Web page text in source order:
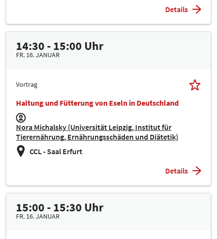
Details
14:30 - 15:00 Uhr
FR. 16. JANUAR
Vortrag
Haltung und Fütterung von Eseln in Deutschland
Nora Michalsky (Universität Leipzig, Institut für
Tierernährung, Ernährungsschäden und Diätetik)
CCL - Saal Erfurt
Details
15:00 - 15:30 Uhr
FR. 16. JANUAR